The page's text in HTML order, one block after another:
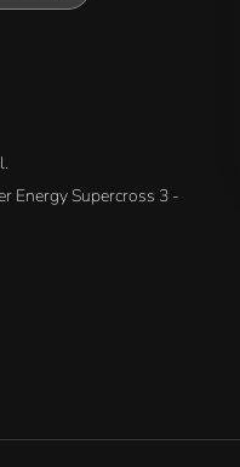
Energy Supercross 3 -